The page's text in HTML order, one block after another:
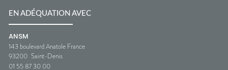
EN ADÉQUATION AVEC
ANSM
143 boulevard Anatole France
93200 Saint-Denis
01 55 87 30 00